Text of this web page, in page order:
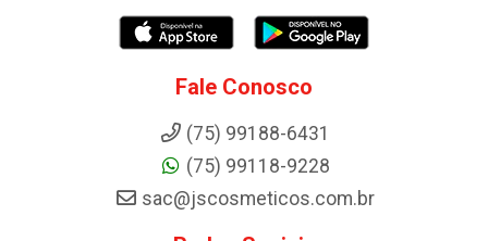
Fale Conosco
(75) 99188-6431
(75) 99118-9228
sac@jscosmeticos.com.br